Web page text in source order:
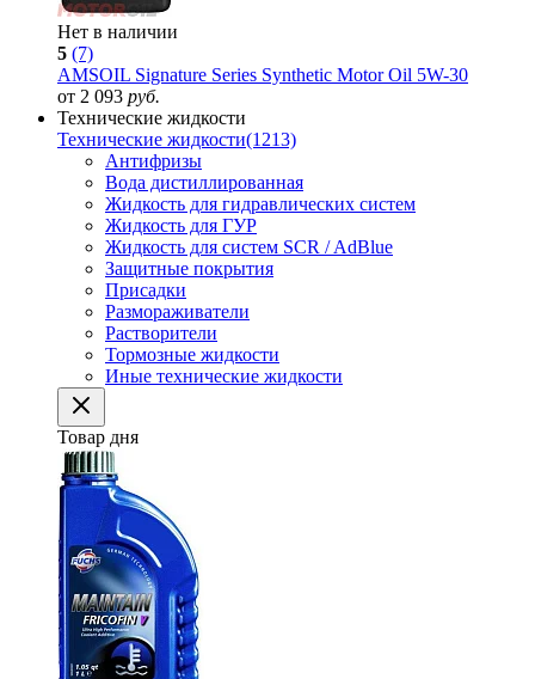
Нет в наличии
5 (7)
AMSOIL Signature Series Synthetic Motor Oil 5W-30
от 2 093 руб.
Технические жидкости
Технические жидкости(1213)
Антифризы
Вода дистиллированная
Жидкость для гидравлических систем
Жидкость для ГУР
Жидкость для систем SCR / AdBlue
Защитные покрытия
Присадки
Размораживатели
Растворители
Тормозные жидкости
Иные технические жидкости
Товар дня